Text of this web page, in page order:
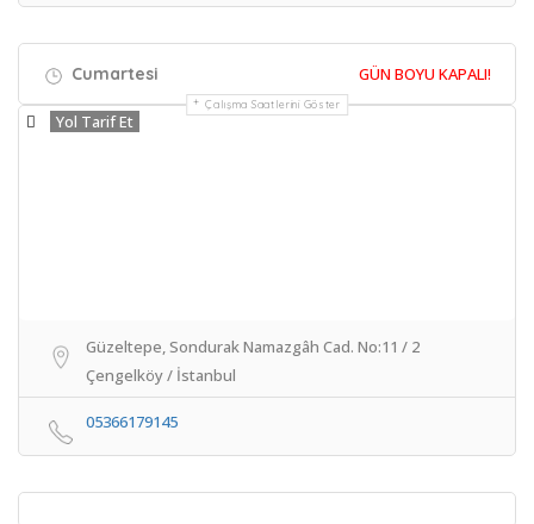
Cumartesi GÜN BOYU KAPALI!
Çalışma Saatlerini Göster
Yol Tarif Et
Güzeltepe, Sondurak Namazgâh Cad. No:11 / 2
Çengelköy / İstanbul
05366179145